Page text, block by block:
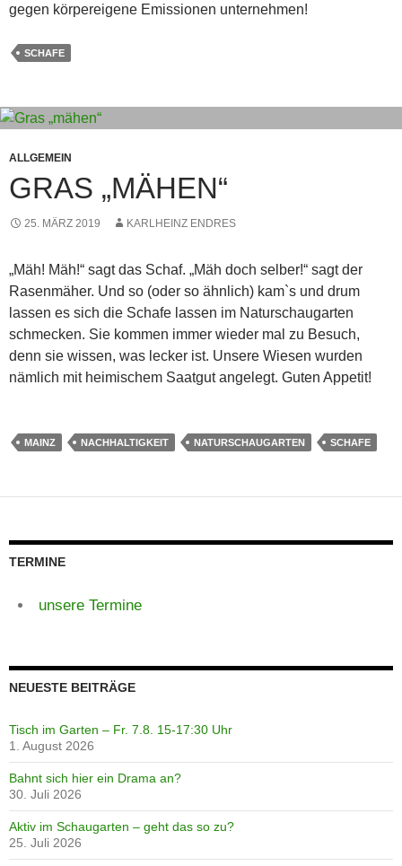
gegen körpereigene Emissionen unternehmen!
SCHAFE
ALLGEMEIN
GRAS „MÄHEN“
25. MÄRZ 2019 KARLHEINZ ENDRES
„Mäh! Mäh!“ sagt das Schaf. „Mäh doch selber!“ sagt der
Rasenmäher. Und so (oder so ähnlich) kam`s und drum
lassen es sich die Schafe lassen im Naturschaugarten
schmecken. Sie kommen immer wieder mal zu Besuch,
denn sie wissen, was lecker ist. Unsere Wiesen wurden
nämlich mit heimischem Saatgut angelegt. Guten Appetit!
MAINZ NACHHALTIGKEIT NATURSCHAUGARTEN SCHAFE
TERMINE
unsere Termine
NEUESTE BEITRÄGE
Tisch im Garten – Fr. 7.8. 15-17:30 Uhr
1. August 2026
Bahnt sich hier ein Drama an?
30. Juli 2026
Aktiv im Schaugarten – geht das so zu?
25. Juli 2026